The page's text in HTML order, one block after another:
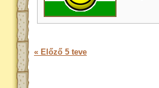
« Előző 5 teve